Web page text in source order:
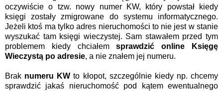
oczywiście o tzw. nowy numer KW, który powstał kiedy
księgi zostały zmigrowane do systemu informatycznego.
Jeżeli ktoś ma tylko adres nieruchomości to nie jest w stanie
wyszukać tam księgi wieczystej. Sam stawałem przed tym
problemem kiedy chciałemsprawdzić online Księgę
Wieczystą po adresie, a nie znałem jej numeru.
Brak numeru KW to kłopot, szczególnie kiedy np. chcemy
sprawdzić jakaś nieruchomość pod kątem ewentualnego